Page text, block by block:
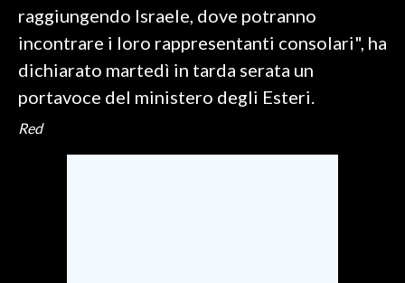
raggiungendo Israele, dove potranno
incontrare i loro rappresentanti consolari", ha
dichiarato martedì in tarda serata un
portavoce del ministero degli Esteri.
Red